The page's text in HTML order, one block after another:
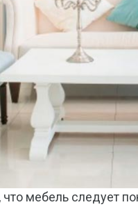
мебель следует